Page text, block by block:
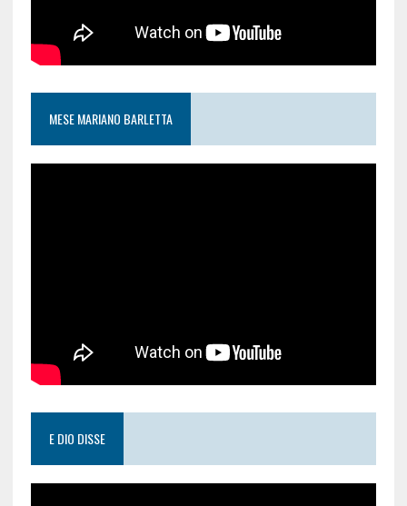
MESE MARIANO BARLETTA
E DIO DISSE